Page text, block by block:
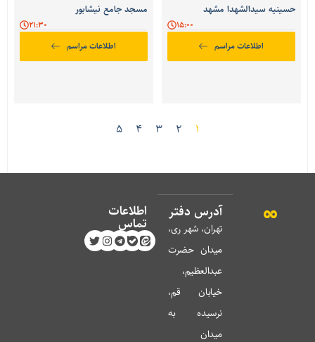
حسینیه سیدالشهدا مشهد
اطلاعات مراسم
مسجد جامع نیشابور
اطلاعات مراسم
2
3
4
5
آدرس دفتر
تهران، شهر ری،
میدان حضرت
عبدالعظیم،
خیابان قم،
نرسیده به
میدان
اطلاعات
تماس